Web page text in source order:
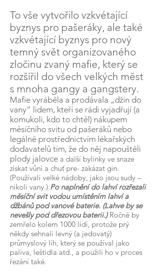
To vše vytvořilo vzkvétající
byznys pro pašeráky, ale také
vzkvétající byznys pro nový
temný svět organizovaného
zločinu zvaný mafie, který se
rozšířil do všech velkých měst
s mnoha gangy a gangstery.
Mafie vyráběla a prodávala „džin do
vany“ lidem, kteří se rádi vyjadřují (a
komukoli, kdo to chtěl) nákupem
měsíčního svitu od pašeráků nebo
legálně prostřednictvím lékařských
dodavatelů tím, že do něj napouštěli
plody jalovce a další bylinky ve snaze
získat vůni a chuť pre- zakázat gin.
(Používali velké nádoby, jako jsou sudy –
nikoli vany.) Po naplnění do lahví rozřezali
měsíční svit vodou umístěním lahví a
džbánů pod vanové baterie. (Lahve by se
nevešly pod dřezovou baterii.)Ročně by
zemřelo kolem 1000 lidí, protože prý
někdy sehnali levný (a jedovatý)
průmyslový líh, který se používal jako
paliva, leštidla atd., a použili ho v proces
řezání také.